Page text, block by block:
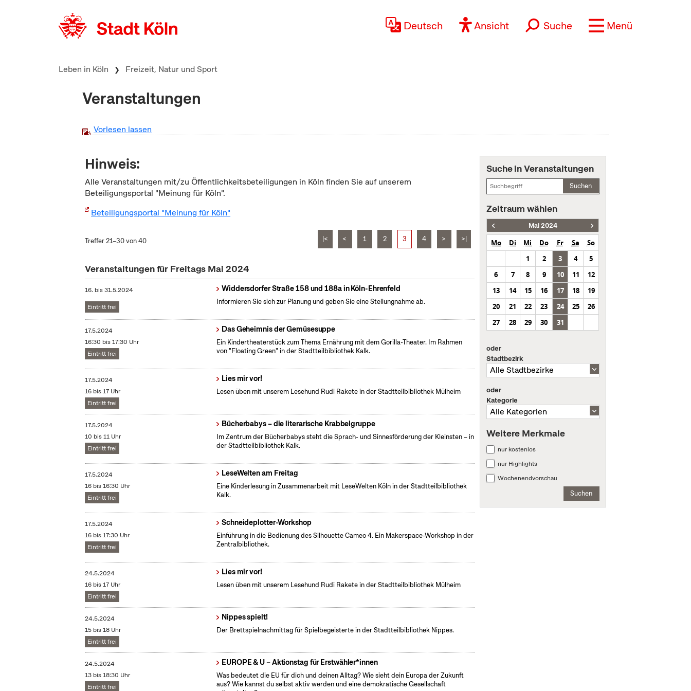
Deutsch Ansicht Suche Menü
Leben in Köln Freizeit, Natur und Sport
Veranstaltungen
Vorlesen lassen
Hinweis:
Alle Veranstaltungen mit/zu Öffentlichkeitsbeteiligungen in Köln finden Sie auf unserem
Beteiligungsportal "Meinung für Köln".
Beteiligungsportal "Meinung für Köln"
Treffer 21–30 von 40 |< < 1 2 3 4 > >|
Veranstaltungen für Freitags Mai 2024
16. bis31.5.2024
Eintritt frei
Widdersdorfer Straße 158 und 188a in Köln-Ehrenfeld
Informieren Sie sich zur Planung und geben Sie eine Stellungnahme ab.
17.5.2024
16:30 bis 17:30 Uhr
Eintritt frei
Das Geheimnis der Gemüsesuppe
Ein Kindertheaterstück zum Thema Ernährung mit dem Gorilla-Theater. Im Rahmen
von "Floating Green" in der Stadtteilbibliothek Kalk.
17.5.2024
16 bis 17 Uhr
Eintritt frei
Lies mir vor!
Lesen üben mit unserem Lesehund Rudi Rakete in der Stadtteilbibliothek Mülheim
17.5.2024
10 bis 11 Uhr
Eintritt frei
Bücherbabys – die literarische Krabbelgruppe
Im Zentrum der Bücherbabys steht die Sprach- und Sinnesförderung der Kleinsten – in
der Stadtteilbibliothek Kalk.
17.5.2024
16 bis 16:30 Uhr
Eintritt frei
LeseWelten am Freitag
Eine Kinderlesung in Zusammenarbeit mit LeseWelten Köln in der Stadtteilbibliothek
Kalk.
17.5.2024
16 bis 17:30 Uhr
Eintritt frei
Schneideplotter-Workshop
​Einführung in die Bedienung des Silhouette Cameo 4. Ein Makerspace-Workshop in der
Zentralbibliothek.
24.5.2024
16 bis 17 Uhr
Eintritt frei
Lies mir vor!
Lesen üben mit unserem Lesehund Rudi Rakete in der Stadtteilbibliothek Mülheim
24.5.2024
15 bis 18 Uhr
Eintritt frei
Nippes spielt!
Der Brettspielnachmittag für Spielbegeisterte in der Stadtteilbibliothek Nippes.
24.5.2024
13 bis 18:30 Uhr
Eintritt frei
EUROPE & U – Aktionstag für Erstwähler*innen
Was bedeutet die EU für dich und deinen Alltag? Wie sieht dein Europa der Zukunft
aus? Wie kannst du selbst aktiv werden und eine demokratische Gesellschaft
Suche in Veranstaltungen
Suchen
Zeitraum wählen
Mai 2024
Mo Di Mi Do Fr Sa
So
1
2 3 4
5
6
7 8 9 10 11
12
13
14 15 16 17 18
19
20
21 22 23 24 25
26
27
28 29 30 31
oder
Stadtbezirk
oder
Kategorie
Weitere Merkmale
nur kostenlos
nur Highlights
Wochenendvorschau
Suchen